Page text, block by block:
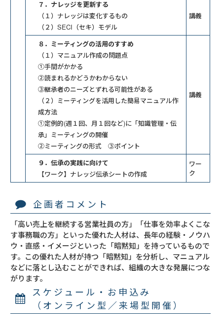
７．ナレッジを更新する
（１）ナレッジは変化するもの
（２）SECI（セキ）モデル
講義
８．ミーティングの活用のすすめ
（１）マニュアル作成の問題点
①手間がかかる
②読まれるかどうかわからない
③継承者のニーズとずれる可能性がある
（２）ミーティングを活用した簡易マニュアル作
成方法
①定例的(週１回、月１回など)に「知識管理・伝
承」ミーティングの開催
②ミーティングの形式 ③ポイント
講義
９．伝承の実践に向けて
【ワーク】ナレッジ伝承シートの作成
ワー
ク
企画者コメント
「高い売上を継続する営業社員の方」「仕事を効率よくこな
す事務職の方」といった優れた人材は、長年の経験・ノウハ
ウ・直感・イメージといった「暗黙知」を持っているもので
す。この優れた人材が持つ「暗黙知」を分析し、マニュアル
などに落とし込むことができれば、組織の大きな発展につな
がります。
スケジュール・お申込み
（オンライン型／来場型開催）